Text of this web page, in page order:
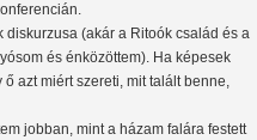
(akár a Ritoók család és a
és énközöttem). Ha képesek
azt miért szereti, mit talált benne,
jobban, mint a házam falára festett